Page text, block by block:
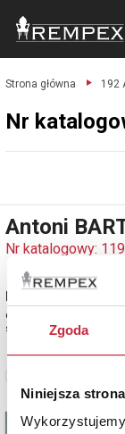
Zgoda
Niniejsza
Strona główna 192
Nr
Antoni
Nr katalogowy: 119
olej, płótno; 47 x 69 cm;
sygn. p. d.: A.